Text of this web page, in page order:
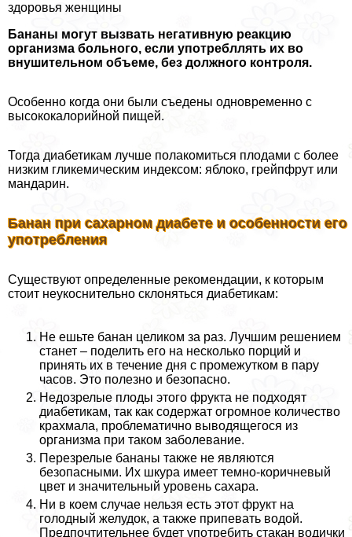
здоровья женщины
Бананы могут вызвать негативную реакцию
организма больного, если употрeбллять их во
внушительном объеме, без должного контроля.
Особенно когда они были съедены одновременно с
высококалорийной пищей.
Тогда диабетикам лучше полакомиться плодами с более
низким гликемическим индексом: яблоко, грейпфрут или
мaндарин.
Банан при сахарном диабете и особенности его
употрeбления
Существуют определенные рекомендации, к которым
стоит неукоснительно склоняться диабетикам:
Не ешьте банан целиком за раз. Лучшим решением
станет – поделить его на несколько порций и
принять их в течение дня с промежутком в пару
часов. Это полезно и безопасно.
Недозрелые плоды этого фрукта не подходят
диабетикам, так как содержат огромное количество
крахмала, проблематично выводящегося из
организма при таком заболевание.
Перезрелые бананы также не являются
безопасными. Их шкура имеет темно-коричневый
цвет и значительный уровень сахара.
Ни в коем случае нельзя есть этот фрукт на
голодный желудок, а также припевать водой.
Предпочтительнее будет употребить стакан водички